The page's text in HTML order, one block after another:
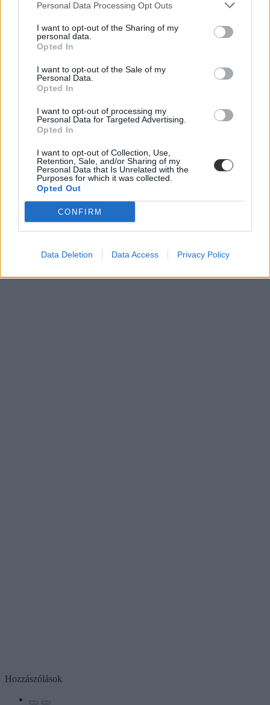
Personal Data Processing Opt Outs
I want to opt-out of the Sharing of my
personal data.
Opted In
I want to opt-out of the Sale of my
Personal Data.
Opted In
I want to opt-out of processing my
Personal Data for Targeted Advertising.
Opted In
I want to opt-out of Collection, Use,
Retention, Sale, and/or Sharing of my
Personal Data that Is Unrelated with the
Purposes for which it was collected.
Opted Out
CONFIRM
Data Deletion Data Access Privacy Policy
koronavírus
nyelvvizsga online
online nyelvtanulás
nyelvvizsga-bizonyítvány
Hozzászólások